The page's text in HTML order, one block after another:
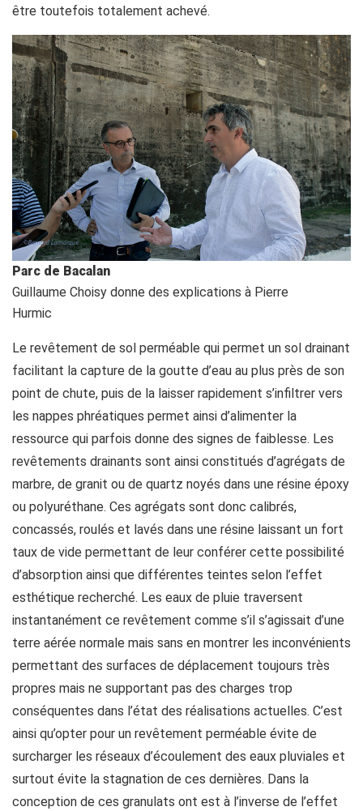
être toutefois totalement achevé.
Parc de Bacalan
Guillaume Choisy donne des explications à Pierre
Hurmic
Le revêtement de sol perméable qui permet un sol drainant
facilitant la capture de la goutte d’eau au plus près de son
point de chute, puis de la laisser rapidement s’infiltrer vers
les nappes phréatiques permet ainsi d’alimenter la
ressource qui parfois donne des signes de faiblesse. Les
revêtements drainants sont ainsi constitués d’agrégats de
marbre, de granit ou de quartz noyés dans une résine époxy
ou polyuréthane. Ces agrégats sont donc calibrés,
concassés, roulés et lavés dans une résine laissant un fort
taux de vide permettant de leur conférer cette possibilité
d’absorption ainsi que différentes teintes selon l’effet
esthétique recherché. Les eaux de pluie traversent
instantanément ce revêtement comme s’il s’agissait d’une
terre aérée normale mais sans en montrer les inconvénients
permettant des surfaces de déplacement toujours très
propres mais ne supportant pas des charges trop
conséquentes dans l’état des réalisations actuelles. C’est
ainsi qu’opter pour un revêtement perméable évite de
surcharger les réseaux d’écoulement des eaux pluviales et
surtout évite la stagnation de ces dernières. Dans la
conception de ces granulats ont est à l’inverse de l’effet